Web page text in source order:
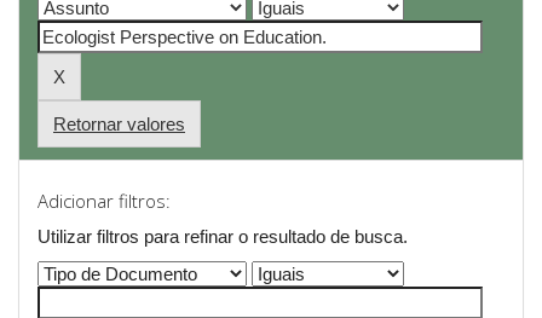
Retornar valores
Adicionar filtros:
Utilizar filtros para refinar o resultado de busca.